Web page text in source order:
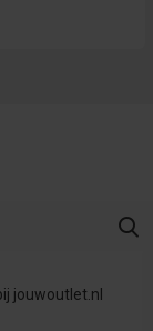
jouwoutlet.nl